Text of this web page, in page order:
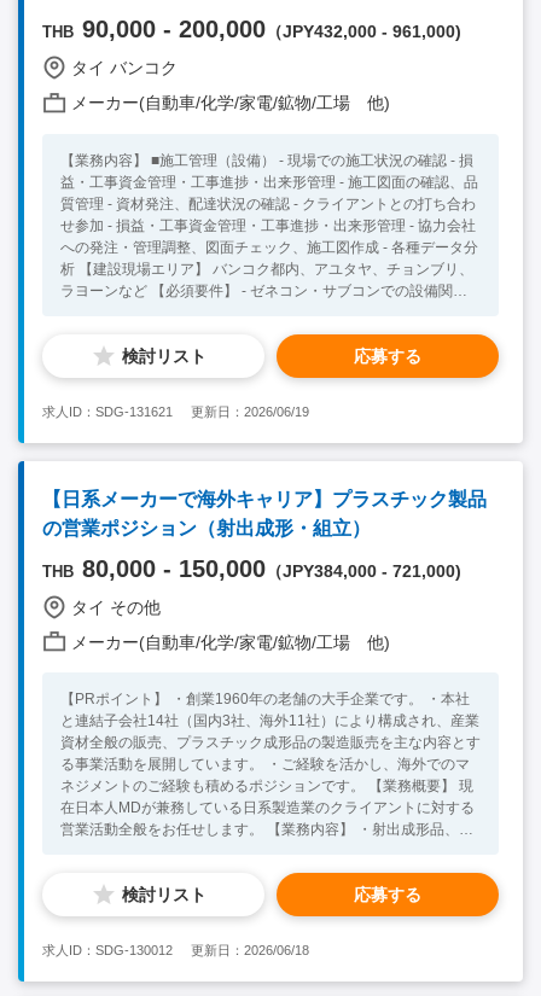
THB 90,000 - 200,000 （JPY432,000 - 961,000)
タイ バンコク
メーカー(自動車/化学/家電/鉱物/工場 他)
【業務内容】 ■施工管理（設備） - 現場での施工状況の確認 - 損
益・工事資金管理・工事進捗・出来形管理 - 施工図面の確認、品
質管理 - 資材発注、配達状況の確認 - クライアントとの打ち合わ
せ参加 - 損益・工事資金管理・工事進捗・出来形管理 - 協力会社
への発注・管理調整、図面チェック、施工図作成 - 各種データ分
析 【建設現場エリア】 バンコク都内、アユタヤ、チョンブリ、
ラヨーンなど 【必須要件】 - ゼネコン・サブコンでの設備関連
のご就業経験がある方
検討リスト 応募する
求人ID：SDG-131621 更新日：2026/06/19
【日系メーカーで海外キャリア】プラスチック製品
の営業ポジション（射出成形・組立）
THB 80,000 - 150,000 （JPY384,000 - 721,000)
タイ その他
メーカー(自動車/化学/家電/鉱物/工場 他)
【PRポイント】 ・創業1960年の老舗の大手企業です。 ・本社
と連結子会社14社（国内3社、海外11社）により構成され、産業
資材全般の販売、プラスチック成形品の製造販売を主な内容とす
る事業活動を展開しています。 ・ご経験を活かし、海外でのマ
ネジメントのご経験も積めるポジションです。 【業務概要】 現
在日本人MDが兼務している日系製造業のクライアントに対する
営業活動全般をお任せします。 【業務内容】 ・射出成形品、組
係構築 ・受発注管理、納期調整、部材手配、生産連携などの一
連の業務対応 ※CLはほぼ日系企業となります 【本ポジションの
魅力】 ・日系大手メーカーとの取引が中心で安定性の高いビジ
与可能 ・現地スタッフのマネジメントや育成にも関われる環境
・経験に応じてマネージャー候補としてのキャリアパスあり
検討リスト 応募する
求人ID：SDG-130012 更新日：2026/06/18